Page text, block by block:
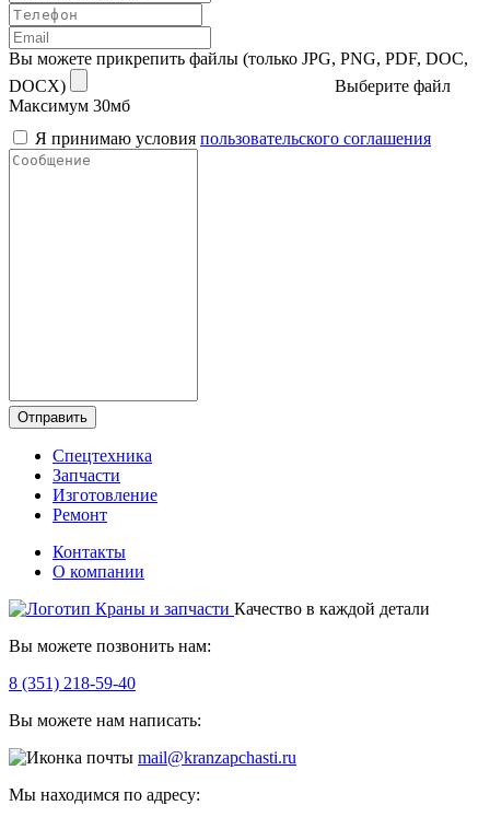
Вы можете прикрепить файлы (только JPG, PNG, PDF, DOC,
DOCX)
Выберите файл
Максимум 30мб
Я принимаю условия пользовательского соглашения
Отправить
Спецтехника
Запчасти
Изготовление
Ремонт
Контакты
О компании
Качество в каждой детали
Вы можете позвонить нам:
8 (351) 218-59-40
Вы можете нам написать:
mail@kranzapchasti.ru
Мы находимся по адресу: